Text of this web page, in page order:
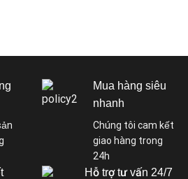
Mua hàng siêu
nhanh
Chúng tôi cam kết
giao hàng trong
24h
Hỗ trợ tư vấn 24/7